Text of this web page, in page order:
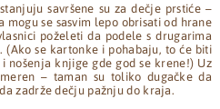
savršene su za dečje prstiće –
mogu se sasvim lepo obrisati od hrane
poželeti da podele s drugarima
(Ako se kartonke i pohabaju, to će biti
nošenja knjige gde god se krene!) Uz
– taman su toliko dugačke da
zadrže dečju pažnju do kraja.